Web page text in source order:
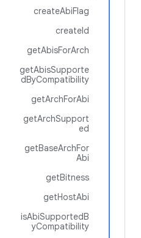
createAbiFlag
createId
getAbisForArch
getAbisSupporte
dByCompatibility
getArchForAbi
getArchSupport
ed
getBaseArchFor
Abi
getBitness
getHostAbi
isAbiSupportedB
yCompatibility